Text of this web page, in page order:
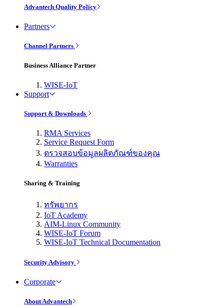
Advantech Quality Policy
Partners
Channel Partners
Business Alliance Partner
WISE-IoT
Support
Support & Downloads
RMA Services
Service Request Form
ตรวจสอบข้อมูลผลิตภัณฑ์ของคุณ
Warranties
Sharing & Training
ทรัพยากร
IoT Academy
AIM-Linux Community
WISE-IoT Forum
WISE-IoT Technical Documentation
Security Advisory
Corporate
About Advantech